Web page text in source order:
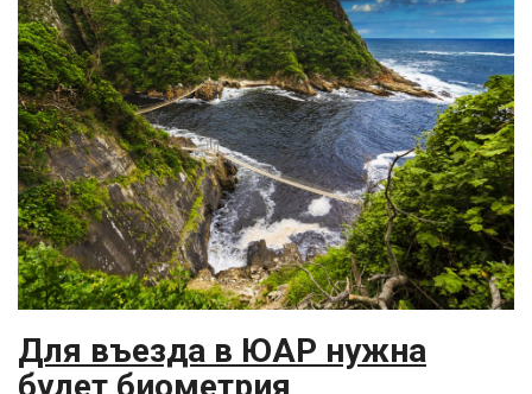
Для въезда в ЮАР нужна